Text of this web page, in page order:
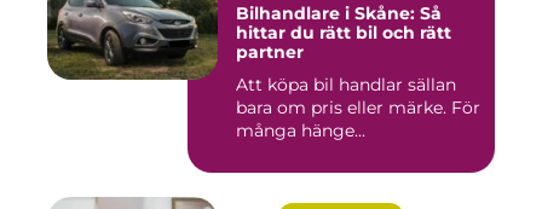
Bilhandlare i Skåne: Så
hittar du rätt bil och rätt
partner
Att köpa bil handlar sällan
bara om pris eller märke. För
många hänge...